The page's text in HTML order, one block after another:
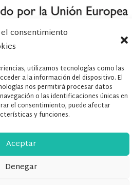
consentimiento
utilizamos tecnologías como las
a la información del dispositivo. El
nos permitirá procesar datos
o las identificaciones únicas en
el consentimiento, puede afectar
y funciones.
Aceptar
Denegar